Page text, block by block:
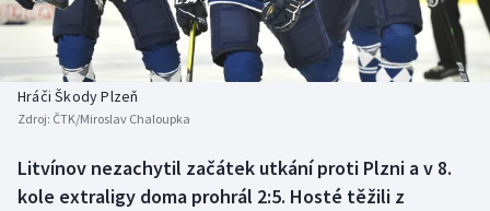
Basketbal
Biatlon
Box
Historické návraty
Aplikace ČT sport
Hráči Škody Plzeň
Zdroj: ČTK/Miroslav Chaloupka
Litvínov nezachytil začátek utkání proti Plzni a v 8.
kole extraligy doma prohrál 2:5. Hosté těžili z